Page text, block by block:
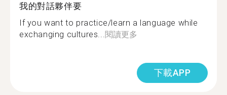
我的對話夥伴要
If you want to practice/learn a language while
exchanging cultures...閱讀更多
下載APP